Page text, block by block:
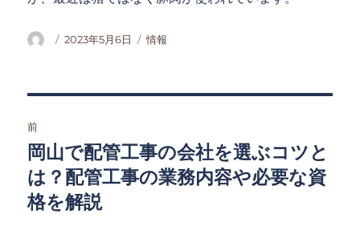
投 投
2023年5月6日
カ
情報
稿
ナ
ビ
前
前
の
投
岡山で配管工事の会社を選ぶコツと
は？配管工事の業務内容や必要な資
格を解説